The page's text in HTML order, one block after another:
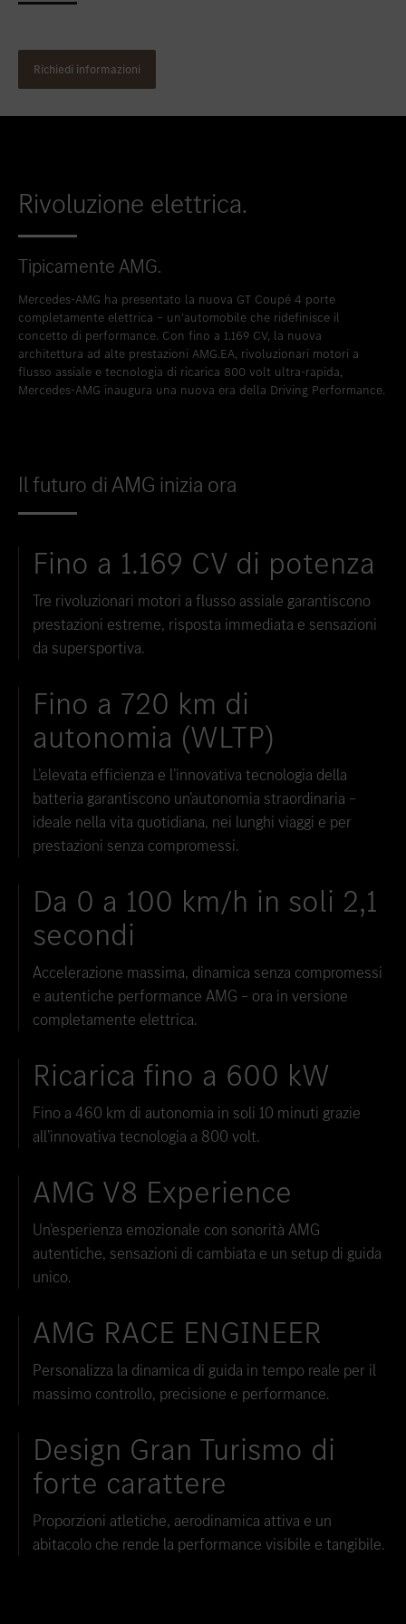
Richiedi informazioni
Rivoluzione elettrica.
Tipicamente AMG.
Mercedes-AMG ha presentato la nuova GT Coupé 4 porte
completamente elettrica – un’automobile che ridefinisce il
concetto di performance. Con fino a 1.169 CV, la nuova
architettura ad alte prestazioni AMG.EA, rivoluzionari motori a
flusso assiale e tecnologia di ricarica 800 volt ultra-rapida,
Mercedes-AMG inaugura una nuova era della Driving Performance.
Il futuro di AMG inizia ora
Fino a 1.169 CV di potenza
Tre rivoluzionari motori a flusso assiale garantiscono
prestazioni estreme, risposta immediata e sensazioni
da supersportiva.
Fino a 720 km di
autonomia (WLTP)
L’elevata efficienza e l’innovativa tecnologia della
batteria garantiscono un’autonomia straordinaria –
ideale nella vita quotidiana, nei lunghi viaggi e per
prestazioni senza compromessi.
Da 0 a 100 km/h in soli 2,1
secondi
Accelerazione massima, dinamica senza compromessi
e autentiche performance AMG – ora in versione
completamente elettrica.
Ricarica fino a 600 kW
Fino a 460 km di autonomia in soli 10 minuti grazie
all’innovativa tecnologia a 800 volt.
AMG V8 Experience
Un’esperienza emozionale con sonorità AMG
autentiche, sensazioni di cambiata e un setup di guida
unico.
AMG RACE ENGINEER
Personalizza la dinamica di guida in tempo reale per il
massimo controllo, precisione e performance.
Design Gran Turismo di
forte carattere
Proporzioni atletiche, aerodinamica attiva e un
abitacolo che rende la performance visibile e tangibile.